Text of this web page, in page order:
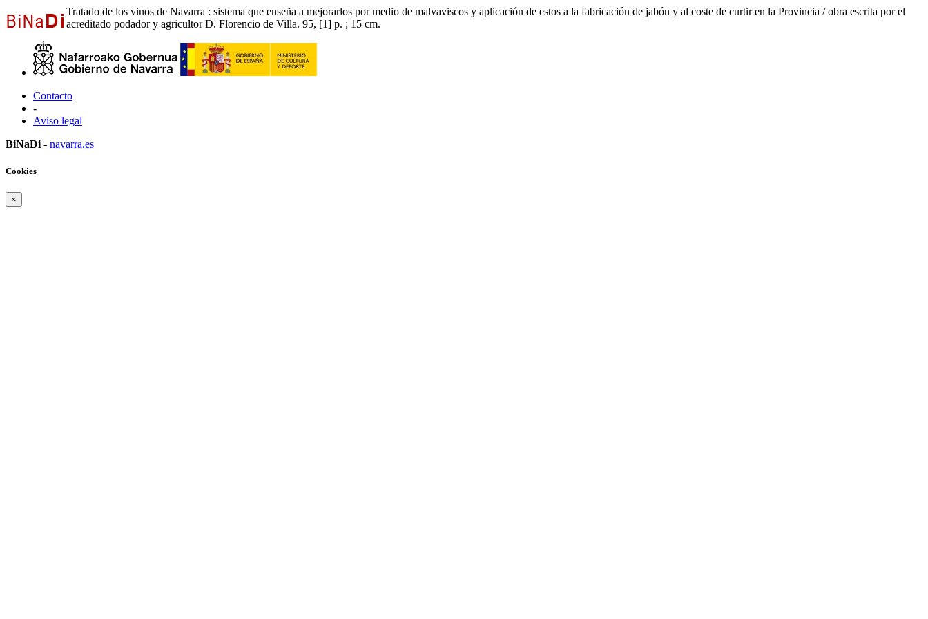
Tratado de los vinos de Navarra : sistema que enseña a mejorarlos por medio de malvaviscos y aplicación de estos a la fabricación de jabón y al coste de curtir en la Provincia / obra escrita por el
acreditado podador y agricultor D. Florencio de Villa. 95, [1] p. ; 15 cm.
Contacto
-
Aviso legal
BiNaDi - navarra.es
Cookies
×